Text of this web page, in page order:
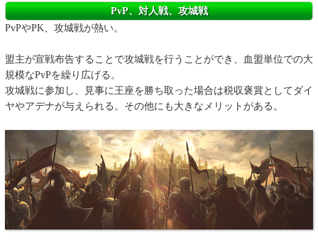
PvP、対人戦、攻城戦
PvPやPK、攻城戦が熱い。
盟主が宣戦布告することで攻城戦を行うことができ、血盟単位での大
規模なPvPを繰り広げる。
攻城戦に参加し、見事に王座を勝ち取った場合は税収褒賞としてダイ
ヤやアデナが与えられる。その他にも大きなメリットがある。